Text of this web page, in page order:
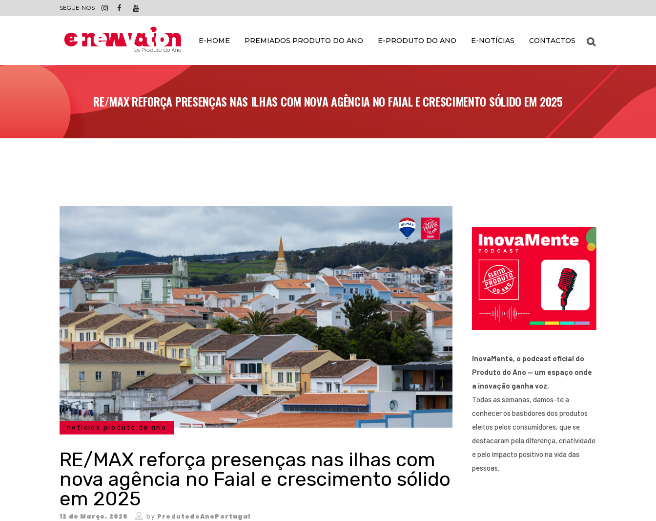
SEGUE-NOS
E-HOME PREMIADOS PRODUTO DO ANO E-PRODUTO DO ANO E-NOTÍCIAS CONTACTOS
RE/MAX REFORÇA PRESENÇAS NAS ILHAS COM NOVA AGÊNCIA NO FAIAL E CRESCIMENTO SÓLIDO EM 2025
notícias produto do ano
RE/MAX reforça presenças nas ilhas com
nova agência no Faial e crescimento sólido
em 2025
12 de Março, 2026 by ProdutodoAnoPortugal
InovaMente, o podcast oficial do
Produto do Ano — um espaço onde
a inovação ganha voz.
Todas as semanas, damos-te a
conhecer os bastidores dos produtos
eleitos pelos consumidores, que se
destacaram pela diferença, criatividade
e pelo impacto positivo na vida das
pessoas.